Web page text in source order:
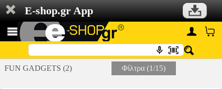
E-shop.gr App
FUN GADGETS (2) Φίλτρα (1/15)